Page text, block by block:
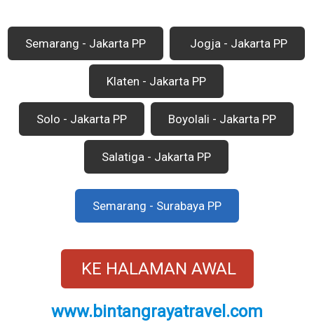
Semarang - Jakarta PP Jogja - Jakarta PP
Klaten - Jakarta PP
Solo - Jakarta PP Boyolali - Jakarta PP
Salatiga - Jakarta PP
Semarang - Surabaya PP
KE HALAMAN AWAL
www.bintangrayatravel.com